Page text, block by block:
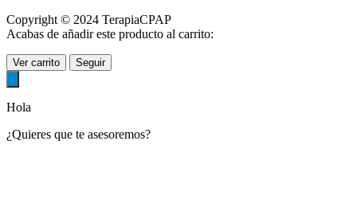
Copyright © 2024 TerapiaCPAP
Acabas de añadir este producto al carrito:
Ver carrito Seguir
Hola
¿Quieres que te asesoremos?